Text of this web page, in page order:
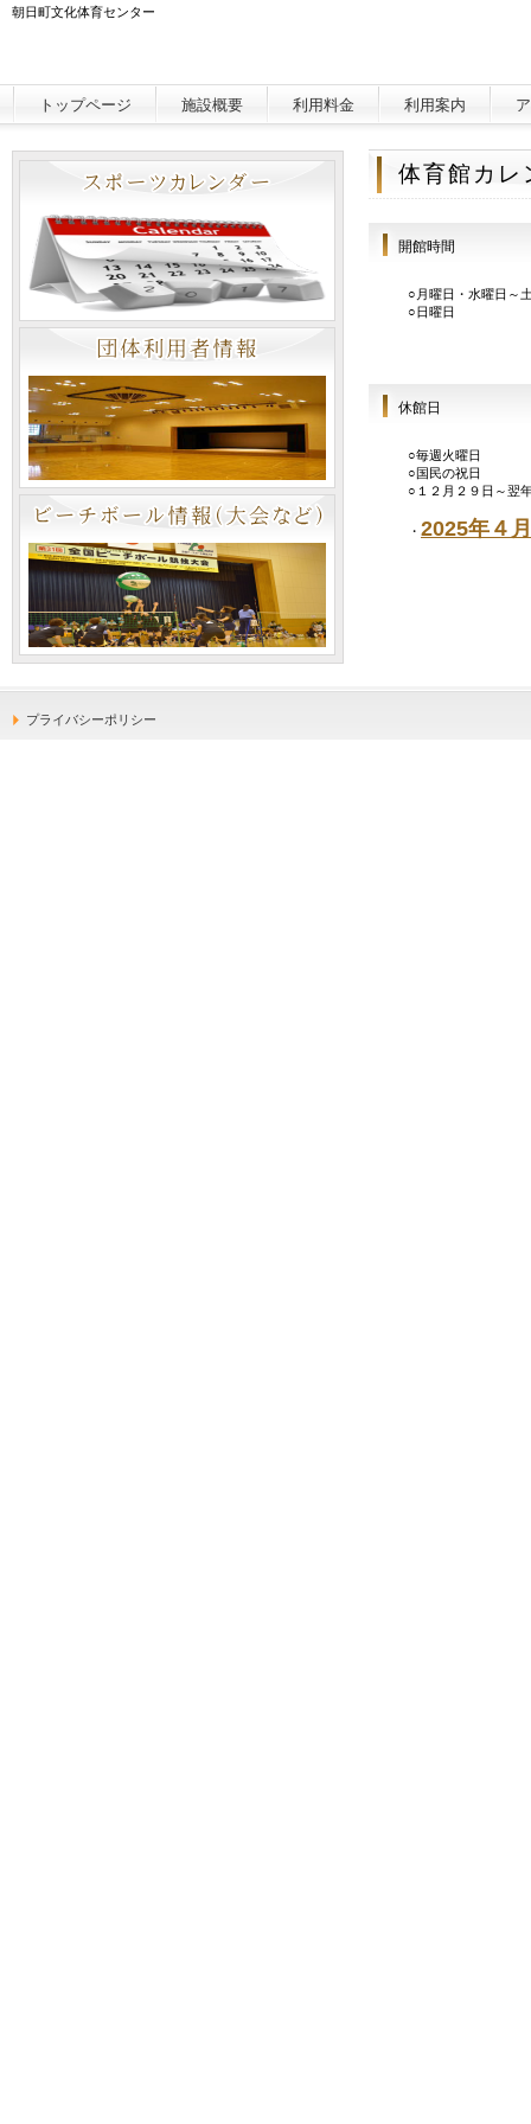
朝日町文化体育センター
体育館カレ
開館時間
○月曜日・水曜日～土
○日曜日 午前９
休館日
○毎週火曜日
○国民の祝日
○１２月２９日～翌
・ 2025年４
トップページ 施設概要 利用料金 利用案内
プライバシーポリシー